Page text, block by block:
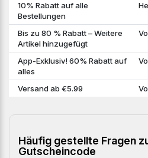
10% Rabatt auf alle
Bestellungen
Bis zu 80 % Rabatt – Weitere
Artikel hinzugefügt
App-Exklusiv! 60% Rabatt auf
alles
Versand ab €5.99
Häufig gestellte Fragen
Gutscheincode